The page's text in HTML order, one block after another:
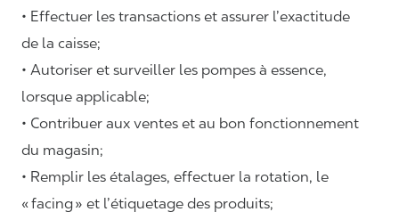
• Effectuer les transactions et assurer l’exactitude
de la caisse;
• Autoriser et surveiller les pompes à essence,
lorsque applicable;
• Contribuer aux ventes et au bon fonctionnement
du magasin;
• Remplir les étalages, effectuer la rotation, le
«facing» et l’étiquetage des produits;